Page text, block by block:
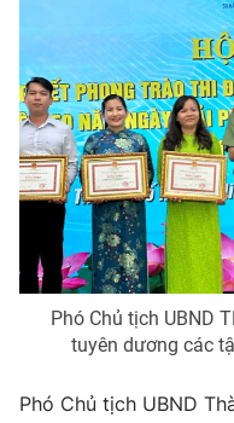
Phó Chủ tịch UBND
tuyên dương các
Phó Chủ tịch UBND